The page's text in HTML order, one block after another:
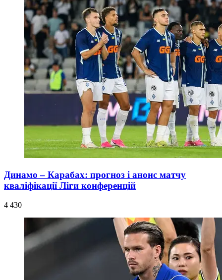
Динамо – Карабах: прогноз і анонс матчу
кваліфікації Ліги конференцій
4 430